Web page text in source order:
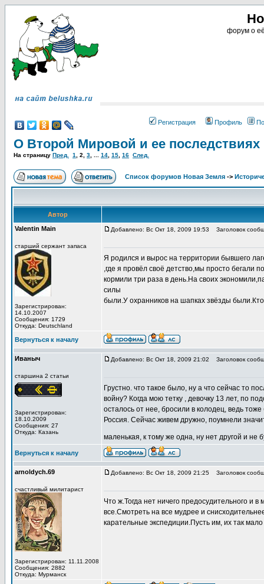
форум о
Регистрация Профиль
О Второй Мировой и ее последствиях
На страницу Пред. 1 2 3 14 15 16 След.
Список форумов Новая Земля ->
Автор
Valentin Main
старший сержант запаса
Зарегистрирован:
14.10.2007
Сообщения: 1729
Откуда: Deutschland
Добавлено: Вс Окт 18, 2009 19:53 Заголовок
Я родился и вырос на территории бывшего
,где я провёл своё детство,мы просто бегали
кормили три раза в день.На своих
силы
были.У охранников на шапках звёзды
Вернуться к началу
Иваныч
старшина 2 статьи
Зарегистрирован:
18.10.2009
Сообщения: 27
Откуда: Казань
Добавлено: Вс Окт 18, 2009 21:02 Заголовок
Грустно. что такое было, ну а что сейчас то
войну? Когда мою тетку , девочку 13 лет, по
осталось от нее, бросили в колодец, ведь
Россия. Сейчас живем дружно, поумнели
маленькая, к тому же одна, ну нет другой и
Вернуться к началу
arnoldych.69
счастливый милитарист
Зарегистрирован: 11.11.2008
Сообщения: 2882
Откуда: Мурманск
Добавлено: Вс Окт 18, 2009 21:25 Заголовок
Что ж.Тогда нет ничего предосудительного и
все.Смотреть на все мудрее и
карательные экспедиции.Пусть им, их так